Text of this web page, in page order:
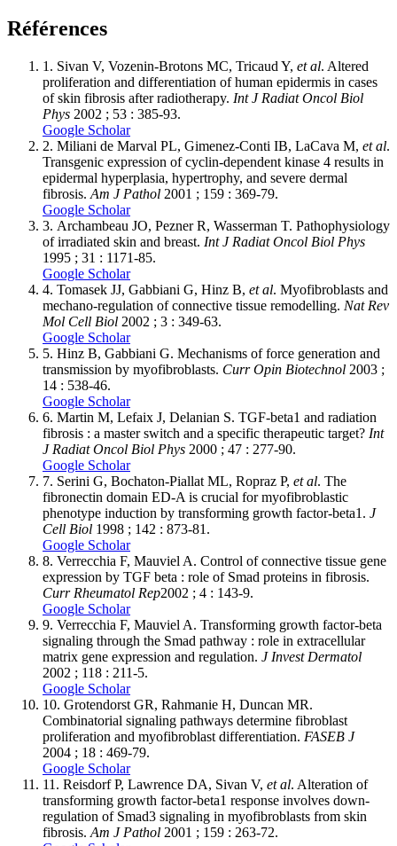
Références
1. Sivan V, Vozenin-Brotons MC, Tricaud Y, et al. Altered
proliferation and differentiation of human epidermis in cases
of skin fibrosis after radiotherapy. Int J Radiat Oncol Biol
Phys 2002 ; 53 : 385-93.
Google Scholar
2. Miliani de Marval PL, Gimenez-Conti IB, LaCava M, et al.
Transgenic expression of cyclin-dependent kinase 4 results in
epidermal hyperplasia, hypertrophy, and severe dermal
fibrosis. Am J Pathol 2001 ; 159 : 369-79.
Google Scholar
3. Archambeau JO, Pezner R, Wasserman T. Pathophysiology
of irradiated skin and breast. Int J Radiat Oncol Biol Phys
1995 ; 31 : 1171-85.
Google Scholar
4. Tomasek JJ, Gabbiani G, Hinz B, et al. Myofibroblasts and
mechano-regulation of connective tissue remodelling. Nat Rev
Mol Cell Biol 2002 ; 3 : 349-63.
Google Scholar
5. Hinz B, Gabbiani G. Mechanisms of force generation and
transmission by myofibroblasts. Curr Opin Biotechnol 2003 ;
14 : 538-46.
Google Scholar
6. Martin M, Lefaix J, Delanian S. TGF-beta1 and radiation
fibrosis : a master switch and a specific therapeutic target? Int
J Radiat Oncol Biol Phys 2000 ; 47 : 277-90.
Google Scholar
7. Serini G, Bochaton-Piallat ML, Ropraz P, et al. The
fibronectin domain ED-A is crucial for myofibroblastic
phenotype induction by transforming growth factor-beta1. J
Cell Biol 1998 ; 142 : 873-81.
Google Scholar
8. Verrecchia F, Mauviel A. Control of connective tissue gene
expression by TGF beta : role of Smad proteins in fibrosis.
Curr Rheumatol Rep2002 ; 4 : 143-9.
Google Scholar
9. Verrecchia F, Mauviel A. Transforming growth factor-beta
signaling through the Smad pathway : role in extracellular
matrix gene expression and regulation. J Invest Dermatol
2002 ; 118 : 211-5.
Google Scholar
10. Grotendorst GR, Rahmanie H, Duncan MR.
Combinatorial signaling pathways determine fibroblast
proliferation and myofibroblast differentiation. FASEB J
2004 ; 18 : 469-79.
Google Scholar
11. Reisdorf P, Lawrence DA, Sivan V, et al. Alteration of
transforming growth factor-beta1 response involves down-
regulation of Smad3 signaling in myofibroblasts from skin
fibrosis. Am J Pathol 2001 ; 159 : 263-72.